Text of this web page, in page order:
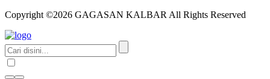
Copyright ©2026 GAGASAN KALBAR All Rights Reserved